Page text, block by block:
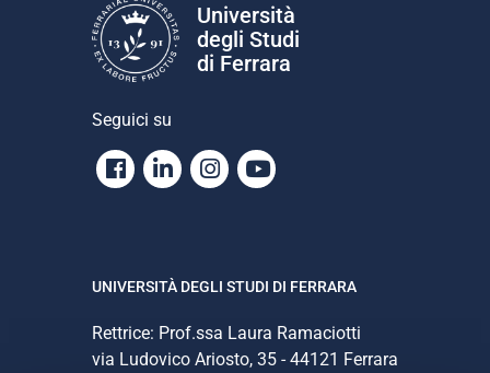
Università
degli Studi
di Ferrara
Seguici su
Facebook
LinkedinInstagram
Youtube
UNIVERSITÀ DEGLI STUDI DI FERRARA
Rettrice: Prof.ssa Laura Ramaciotti
via Ludovico Ariosto, 35 - 44121 Ferrara